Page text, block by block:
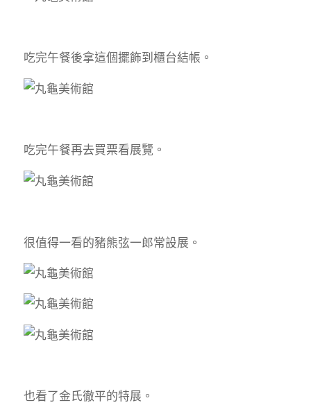
吃完午餐後拿這個擺飾到櫃台結帳。
吃完午餐再去買票看展覽。
很值得一看的豬熊弦一郎常設展。
也看了金氏徹平的特展。